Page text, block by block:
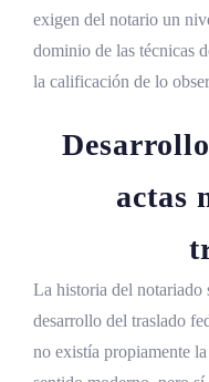
exigen del notario un
dominio de las técnicas
la calificación de lo
actas
La historia del notariado
desarrollo del traslado
no existía propiamente